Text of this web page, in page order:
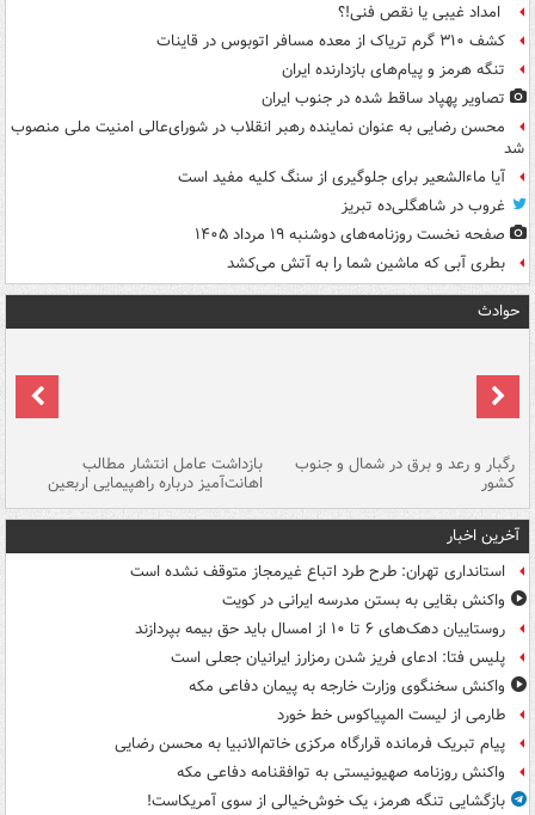
امداد غیبی یا نقص فنی!؟
کشف ۳۱۰ گرم تریاک از معده مسافر اتوبوس در قاینات
تنگه هرمز و پیام‌های بازدارنده ایران
تصاویر پهپاد ساقط شده در جنوب ایران
محسن رضایی به عنوان نماینده رهبر انقلاب در شورای‌عالی امنیت ملی منصوب
شد
آیا ماءالشعیر برای جلوگیری از سنگ کلیه مفید است
غروب در شاهگلی‌ده تبریز
صفحه نخست روزنامه‌های دوشنبه ۱۹ مرداد ۱۴۰۵
بطری آبی که ماشین شما را به آتش می‌کشد
حوادث
رگبار و رعد و برق در شمال و جنوب
کشور
بازداشت عامل انتشار مطالب
اهانت‌آمیز درباره راهپیمایی اربعین
آخرین اخبار
استانداری تهران: طرح طرد اتباع غیرمجاز متوقف نشده است
واکنش بقایی به بستن مدرسه ایرانی در کویت
روستاییان دهک‌های ۶ تا ۱۰ از امسال باید حق بیمه بپردازند
پلیس فتا: ادعای فریز شدن رمزارز ایرانیان جعلی است
واکنش سخنگوی وزارت خارجه به پیمان دفاعی مکه
طارمی از لیست المپیاکوس خط خورد
پیام تبریک فرمانده قرارگاه مرکزی خاتم‌الانبیا به محسن رضایی
واکنش روزنامه صهیونیستی به توافقنامه دفاعی مکه
بازگشایی تنگه هرمز، یک خوش‌خیالی از سوی آمریکاست!